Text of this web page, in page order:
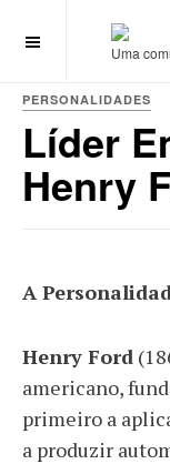
Uma
PERSONALIDADES
Líder
Henry
A
Henry Ford
americano,
primeiro a
a produzir